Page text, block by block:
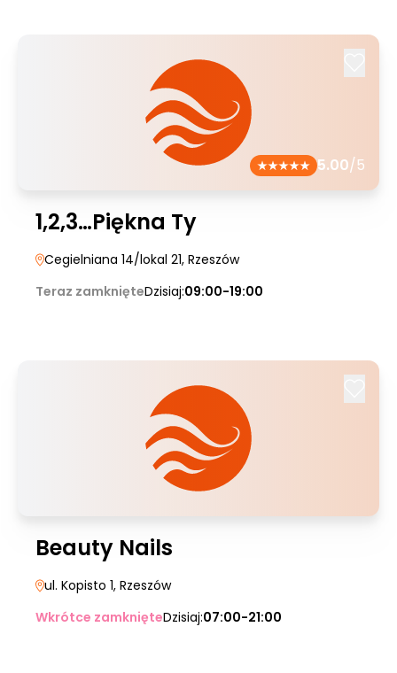
5.00/5
1,2,3…Piękna Ty
Cegielniana 14/lokal 21, Rzeszów
Teraz zamknięteDzisiaj:09:00-19:00
Beauty Nails
ul. Kopisto 1, Rzeszów
Wkrótce zamknięteDzisiaj:07:00-21:00